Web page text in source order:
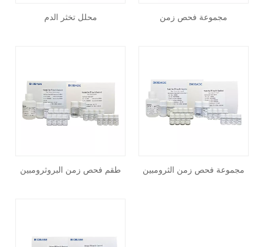
محلل تخثر الدم
مجموعة فحص زمن
طقم فحص زمن البروثرومبين
مجموعة فحص زمن الثرومبين